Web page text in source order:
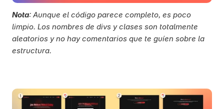
Nota: Aunque el código parece completo, es poco
limpio. Los nombres de divs y clases son totalmente
aleatorios y no hay comentarios que te guíen sobre la
estructura.